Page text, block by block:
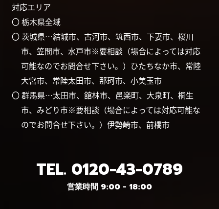
対応エリア
〇 栃木県全域
〇 茨城県…結城市、古河市、筑西市、下妻市、桜川
市、笠間市、水戸市※要相談（場合によっては対応
可能なのでお問合せ下さい。）ひたちなか市、常陸
大宮市、常陸太田市、那珂市、小美玉市
〇 群馬県…太田市、舘林市、邑楽町、大泉町、桐生
市、みどり市※要相談（場合によっては対応可能な
のでお問合せ下さい。）伊勢崎市、前橋市
TEL. 0120-43-0789
営業時間 9:00 - 18:00